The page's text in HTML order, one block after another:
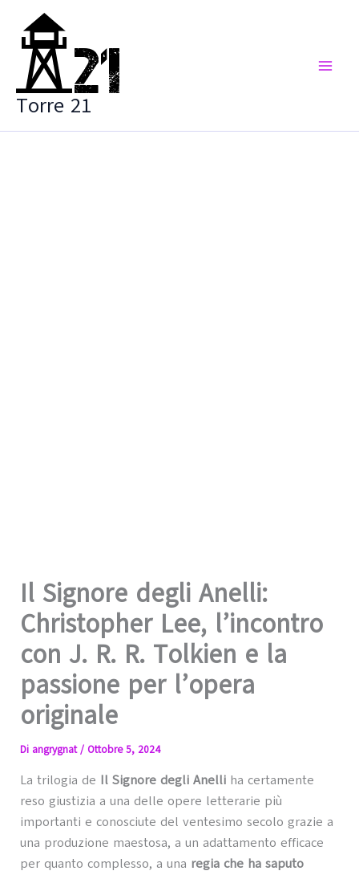
contenuto
Torre 21
Il Signore degli Anelli:
Christopher Lee, l’incontro
con J. R. R. Tolkien e la
passione per l’opera
originale
Di angrygnat/ Ottobre 5, 2024
La trilogia de Il Signore degli Anelliha certamente
reso giustizia a una delle opere letterarie più
importanti e conosciute del ventesimo secolo grazie a
una produzione maestosa, a un adattamento efficace
per quanto complesso, a una regia che ha saputo